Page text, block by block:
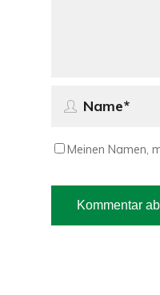
Meinen Namen,